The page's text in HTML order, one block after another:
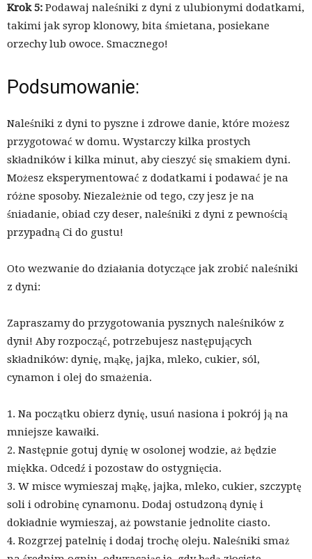
Krok 5: Podawaj naleśniki z dyni z ulubionymi dodatkami,
takimi jak syrop klonowy, bita śmietana, posiekane
orzechy lub owoce. Smacznego!
Podsumowanie:
Naleśniki z dyni to pyszne i zdrowe danie, które możesz
przygotować w domu. Wystarczy kilka prostych
składników i kilka minut, aby cieszyć się smakiem dyni.
Możesz eksperymentować z dodatkami i podawać je na
różne sposoby. Niezależnie od tego, czy jesz je na
śniadanie, obiad czy deser, naleśniki z dyni z pewnością
przypadną Ci do gustu!
Oto wezwanie do działania dotyczące jak zrobić naleśniki
z dyni:
Zapraszamy do przygotowania pysznych naleśników z
dyni! Aby rozpocząć, potrzebujesz następujących
składników: dynię, mąkę, jajka, mleko, cukier, sól,
cynamon i olej do smażenia.
1. Na początku obierz dynię, usuń nasiona i pokrój ją na
mniejsze kawałki.
2. Następnie gotuj dynię w osolonej wodzie, aż będzie
miękka. Odcedź i pozostaw do ostygnięcia.
3. W misce wymieszaj mąkę, jajka, mleko, cukier, szczyptę
soli i odrobinę cynamonu. Dodaj ostudzoną dynię i
dokładnie wymieszaj, aż powstanie jednolite ciasto.
4. Rozgrzej patelnię i dodaj trochę oleju. Naleśniki smaż